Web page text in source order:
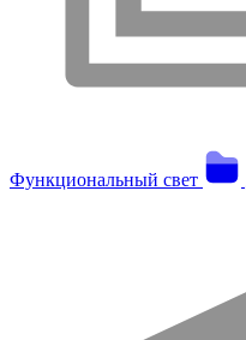
Функциональный свет